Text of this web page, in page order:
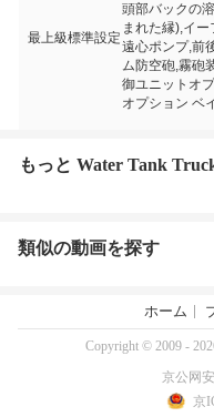
最上級標準設定
頭部バックの
まれた縁),イ
遠心ポンプ,前
ム防空砲,霧砲
御ユニットオ
オプション ベ
もっと Water Tank
類似の動画を探す
ホーム
Copyright © 2009 -
京公网
京